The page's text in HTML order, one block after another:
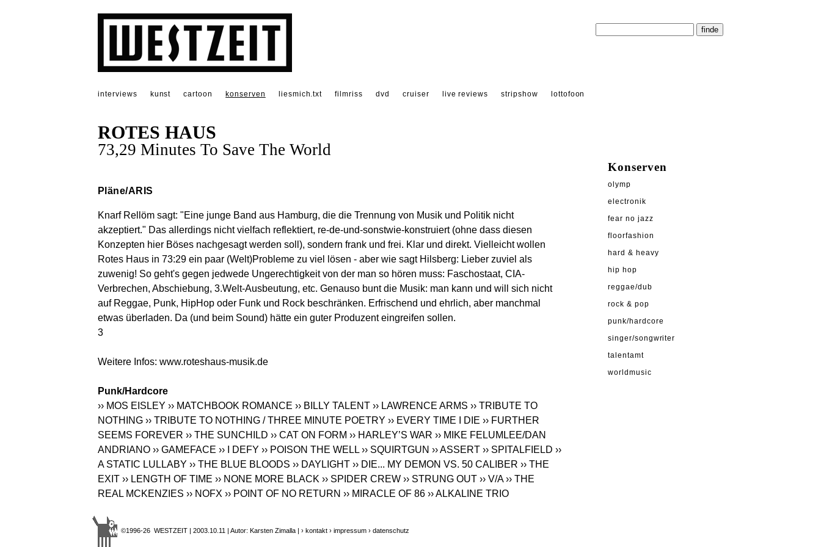
interviews kunst cartoon konserven liesmich.txt filmriss dvd cruiser live reviews stripshow lottofoon
ROTES HAUS
73,29 Minutes To Save The World
Pläne/ARIS
Knarf Rellöm sagt: "Eine junge Band aus Hamburg, die die Trennung von Musik und Politik nicht
akzeptiert." Das allerdings nicht vielfach reflektiert, re-de-und-sonstwie-konstruiert (ohne dass diesen
Konzepten hier Böses nachgesagt werden soll), sondern frank und frei. Klar und direkt. Vielleicht wollen
Rotes Haus in 73:29 ein paar (Welt)Probleme zu viel lösen - aber wie sagt Hilsberg: Lieber zuviel als
zuwenig! So geht's gegen jedwede Ungerechtigkeit von der man so hören muss: Faschostaat, CIA-
Verbrechen, Abschiebung, 3.Welt-Ausbeutung, etc. Genauso bunt die Musik: man kann und will sich nicht
auf Reggae, Punk, HipHop oder Funk und Rock beschränken. Erfrischend und ehrlich, aber manchmal
etwas überladen. Da (und beim Sound) hätte ein guter Produzent eingreifen sollen.
3
Weitere Infos: www.roteshaus-musik.de
Punk/Hardcore
›› MOS EISLEY ›› MATCHBOOK ROMANCE ›› BILLY TALENT ›› LAWRENCE ARMS ›› TRIBUTE TO
NOTHING ›› TRIBUTE TO NOTHING / THREE MINUTE POETRY ›› EVERY TIME I DIE ›› FURTHER
SEEMS FOREVER ›› THE SUNCHILD ›› CAT ON FORM ›› HARLEY’S WAR ›› MIKE FELUMLEE/DAN
ANDRIANO ›› GAMEFACE ›› I DEFY ›› POISON THE WELL ›› SQUIRTGUN ›› ASSERT ›› SPITALFIELD ››
A STATIC LULLABY ›› THE BLUE BLOODS ›› DAYLIGHT ›› DIE... MY DEMON VS. 50 CALIBER ›› THE
EXIT ›› LENGTH OF TIME ›› NONE MORE BLACK ›› SPIDER CREW ›› STRUNG OUT ›› V/A ›› THE
REAL MCKENZIES ›› NOFX ›› POINT OF NO RETURN ›› MIRACLE OF 86 ›› ALKALINE TRIO
©1996-26 WESTZEIT | 2003.10.11 | Autor: Karsten Zimalla | › kontakt › impressum › datenschutz
Konserven
olymp
electronik
fear no jazz
floorfashion
hard & heavy
hip hop
reggae/dub
rock & pop
punk/hardcore
singer/songwriter
talentamt
worldmusic